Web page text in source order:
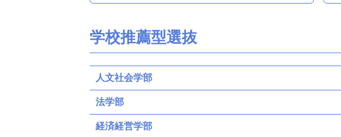
学校推薦型選抜
人文社会学部
法学部
経済経営学部